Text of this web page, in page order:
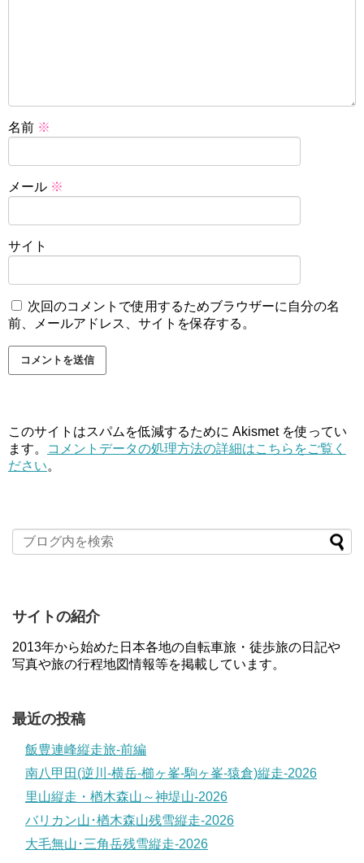
名前 ※
メール ※
サイト
次回のコメントで使用するためブラウザーに自分の名
前、メールアドレス、サイトを保存する。
このサイトはスパムを低減するために Akismet を使ってい
ます。
コメントデータの処理方法の詳細はこちらをご覧く
ださい。
サイトの紹介
2013年から始めた日本各地の自転車旅・徒歩旅の日記や
写真や旅の行程地図情報等を掲載しています。
最近の投稿
飯豊連峰縦走旅-前編
南八甲田(逆川-横岳-櫛ヶ峯-駒ヶ峯-猿倉)縦走-2026
里山縦走・楢木森山～神堤山-2026
バリカン山･楢木森山残雪縦走-2026
大毛無山･三角岳残雪縦走-2026